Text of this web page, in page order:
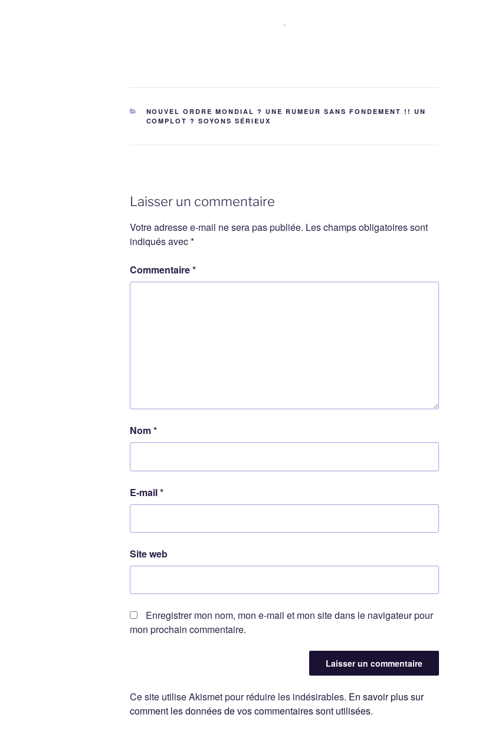
*
CATÉGORIES
NOUVEL ORDRE MONDIAL ? UNE RUMEUR SANS FONDEMENT !! UN
COMPLOT ? SOYONS SÉRIEUX
Laisser un commentaire
Votre adresse e-mail ne sera pas publiée. Les champs obligatoires sont
indiqués avec*
Commentaire*
Nom*
E-mail*
Site web
Enregistrer mon nom, mon e-mail et mon site dans le navigateur pour
mon prochain commentaire.
Ce site utilise Akismet pour réduire les indésirables. En savoir plus sur
comment les données de vos commentaires sont utilisées.